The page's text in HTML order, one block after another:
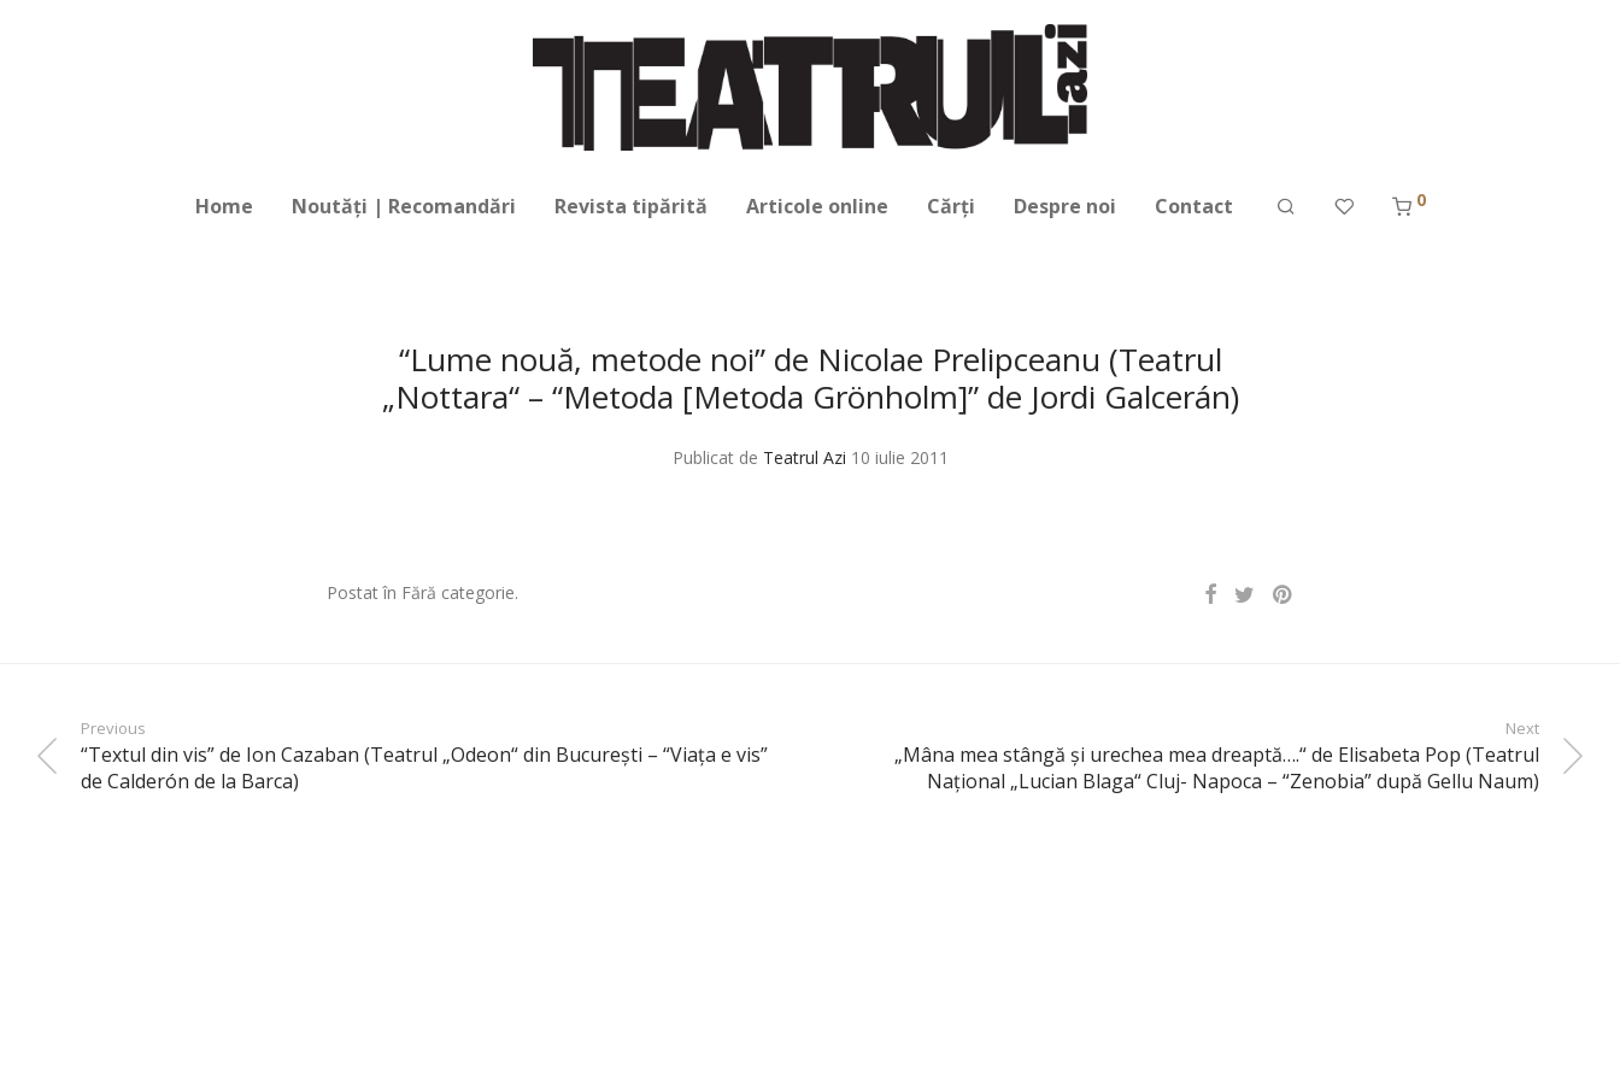
Home Noutăți | Recomandări Revista tipărită Articole online Cărți Despre noi Contact 0
“Lume nouă, metode noi” de Nicolae Prelipceanu (Teatrul
„Nottara“ – “Metoda [Metoda Grönholm]” de Jordi Galcerán)
Publicat de Teatrul Azi 10 iulie 2011
Postat în Fără categorie.
Previous
“Textul din vis” de Ion Cazaban (Teatrul „Odeon“ din Bucureşti – “Viaţa e vis”
de Calderón de la Barca)
Next
„Mâna mea stângă şi urechea mea dreaptă….“ de Elisabeta Pop (Teatrul
Naţional „Lucian Blaga“ Cluj- Napoca – “Zenobia” după Gellu Naum)